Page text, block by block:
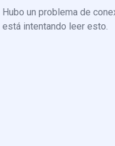
Hubo un problema de
está intentando leer esto.